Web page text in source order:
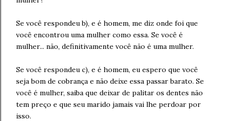
Se você respondeu b), e é homem, me diz onde foi que
você encontrou uma mulher como essa. Se você é
mulher... não, definitivamente você não é uma mulher.
Se você respondeu c), e é homem, eu espero que você
seja bom de cobrança e não deixe essa passar barato. Se
você é mulher, saiba que deixar de palitar os dentes não
tem preço e que seu marido jamais vai lhe perdoar por
isso.